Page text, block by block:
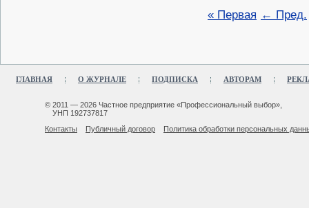
« Первая ← Пред.
ГЛАВНАЯ О ЖУРНАЛЕ ПОДПИСКА АВТОРАМ
© 2011 — 2026 Частное предприятие «Профессиональный выбор»,
УНП 192737817
Контакты
Публичный договор Политика обработки персональных